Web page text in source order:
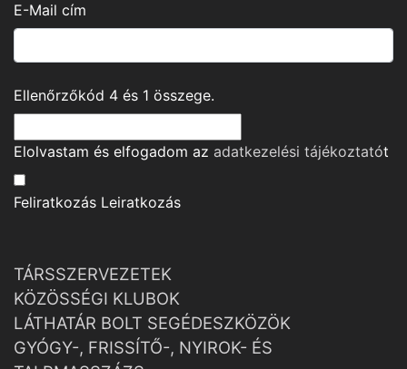
E-Mail cím
Ellenőrzőkód 4 és 1 összege.
Elolvastam és elfogadom az adatkezelési tájékoztatót
Feliratkozás Leiratkozás
TÁRSSZERVEZETEK
KÖZÖSSÉGI KLUBOK
LÁTHATÁR BOLT SEGÉDESZKÖZÖK
GYÓGY-, FRISSÍTŐ-, NYIROK- ÉS